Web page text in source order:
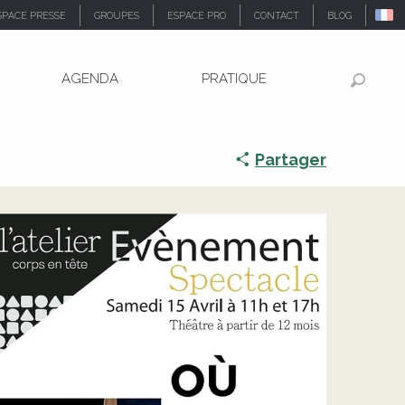
PRESSE GROUPES ESPACE PRO CONTACT BLOG
AGENDA PRATIQUE
Partager